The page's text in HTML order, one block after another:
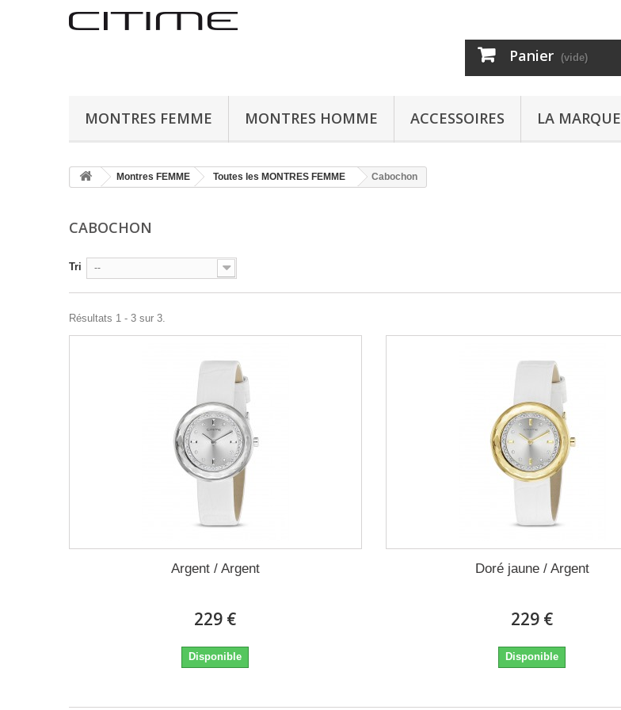
Panier (vide)
MONTRES FEMME MONTRES HOMME ACCESSOIRES LA MARQUE
Montres FEMME Toutes les MONTRES FEMME Cabochon
CABOCHON
Tri --
Résultats 1 - 3 sur 3.
Argent / Argent
229 €
Disponible
Doré jaune / Argent
229 €
Disponible